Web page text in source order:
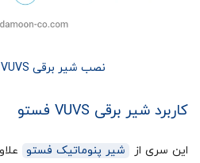
نصب شیر برقی VUVS روی منیفولد
کاربرد شیر برقی VUVS فستو
این سری از شیر پنوماتیک فستو